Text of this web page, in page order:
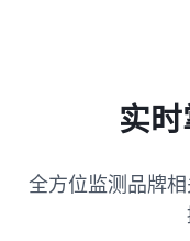
实
全方位监测品牌